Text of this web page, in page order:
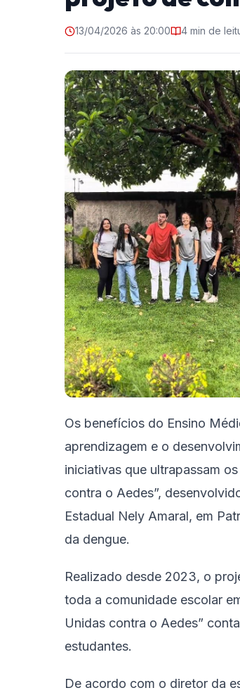
13/04/2026 às 20:00 4 min de
Os benefícios do Ensino
aprendizagem e o
iniciativas que ultrapassam
contra o Aedes”,
Estadual Nely Amaral, em
da dengue.
Realizado desde 2023, o
toda a comunidade escolar
Unidas contra o Aedes”
estudantes.
De acordo com o diretor da